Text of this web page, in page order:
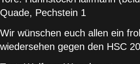
Quade, Pechstein 1
Wir wünschen euch allen ein
wiedersehen gegen den HSC